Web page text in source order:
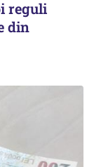
reguli
din